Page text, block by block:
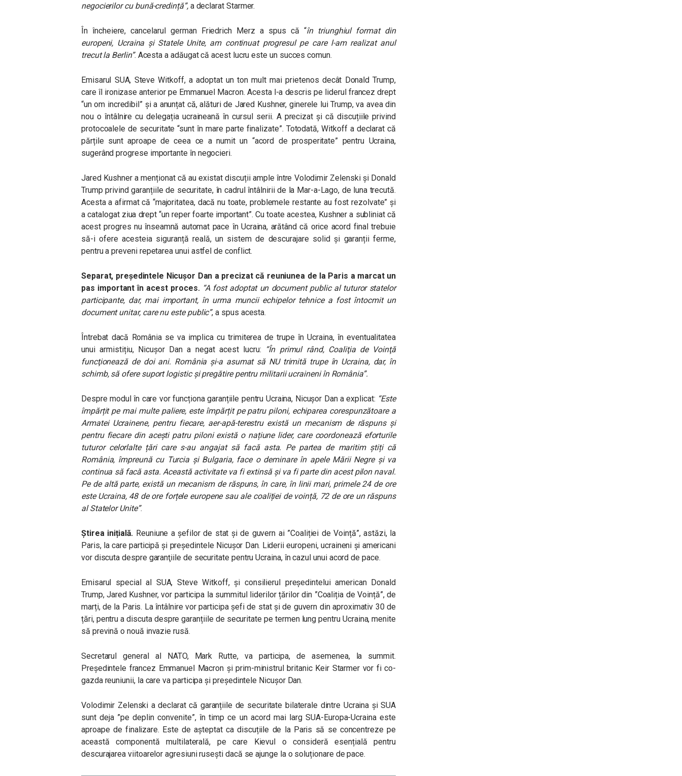
negocierilor cu bună-credință”,a declarat Starmer.
În încheiere, cancelarul german Friedrich Merz a spus că“în triunghiul format din
europeni, Ucraina și Statele Unite, am continuat progresul pe care l-am realizat anul
trecut la Berlin”. Acesta a adăugat că acest lucru este un succes comun.
Emisarul SUA, Steve Witkoff, a adoptat un ton mult mai prietenos decât Donald Trump,
care îl ironizase anterior pe Emmanuel Macron. Acesta l-a descris pe liderul francez drept
“un om incredibil” și a anunțat că, alături de Jared Kushner, ginerele lui Trump, va avea din
nou o întâlnire cu delegația ucraineană în cursul serii. A precizat și că discuțiile privind
protocoalele de securitate “sunt în mare parte finalizate”. Totodată, Witkoff a declarat că
părțile sunt aproape de ceea ce a numit un “acord de prosperitate” pentru Ucraina,
sugerând progrese importante în negocieri.
Jared Kushner a menționat că au existat discuții ample între Volodimir Zelenski și Donald
Trump privind garanțiile de securitate, în cadrul întâlnirii de la Mar-a-Lago, de luna trecută.
Acesta a afirmat că “majoritatea, dacă nu toate, problemele restante au fost rezolvate” și
a catalogat ziua drept “un reper foarte important”. Cu toate acestea, Kushner a subliniat că
acest progres nu înseamnă automat pace în Ucraina, arătând că orice acord final trebuie
să-i ofere acesteia siguranță reală, un sistem de descurajare solid și garanții ferme,
pentru a preveni repetarea unui astfel de conflict.
Separat, președintele Nicușor Dan a precizat că reuniunea de la Paris a marcat un
pas important în acest proces. “A fost adoptat un document public al tuturor statelor
participante, dar, mai important, în urma muncii echipelor tehnice a fost întocmit un
document unitar, care nu este public”, a spus acesta.
Întrebat dacă România se va implica cu trimiterea de trupe în Ucraina, în eventualitatea
unui armistițiu, Nicușor Dan a negat acest lucru:
“În primul rând, Coaliţia de Voinţă
funcţionează de doi ani. România şi-a asumat să NU trimită trupe în Ucraina, dar, în
schimb, să ofere suport logistic şi pregătire pentru militarii ucraineni în România”.
Despre modul în care vor funcționa garanțiile pentru Ucraina, Nicușor Dan a explicat: “Este
împărțit pe mai multe paliere, este împărțit pe patru piloni, echiparea corespunzătoare a
Armatei Ucrainene, pentru fiecare, aer-apă-terestru există un mecanism de răspuns și
pentru fiecare din acești patru piloni există o națiune lider, care coordonează eforturile
tuturor celorlalte țări care s-au angajat să facă asta. Pe partea de maritim știți că
România, împreună cu Turcia și Bulgaria, face o deminare în apele Mării Negre și va
continua să facă asta. Această activitate va fi extinsă și va fi parte din acest pilon naval.
Pe de altă parte, există un mecanism de răspuns, în care, în linii mari, primele 24 de ore
este Ucraina, 48 de ore forțele europene sau ale coaliției de voință, 72 de ore un răspuns
al Statelor Unite”.
Știrea inițială. Reuniune a șefilor de stat și de guvern ai ”Coaliției de Voință”, astăzi, la
Paris, la care participă și președintele Nicușor Dan. Liderii europeni, ucraineni şi americani
vor discuta despre garanţiile de securitate pentru Ucraina, în cazul unui acord de pace.
Emisarul special al SUA, Steve Witkoff, și consilierul președintelui american Donald
Trump, Jared Kushner, vor participa la summitul liderilor țărilor din ”Coaliția de Voință”, de
marți, de la Paris. La întâlnire vor participa șefi de stat și de guvern din aproximativ 30 de
țări, pentru a discuta despre garanțiile de securitate pe termen lung pentru Ucraina, menite
să prevină o nouă invazie rusă.
Secretarul general al NATO, Mark Rutte, va participa, de asemenea, la summit.
Președintele francez Emmanuel Macron și prim-ministrul britanic Keir Starmer vor fi co-
gazda reuniunii, la care va participa și președintele Nicușor Dan.
Volodimir Zelenski a declarat că garanțiile de securitate bilaterale dintre Ucraina și SUA
sunt deja ”pe deplin convenite”, în timp ce un acord mai larg SUA-Europa-Ucraina este
aproape de finalizare. Este de așteptat ca discuțiile de la Paris să se concentreze pe
această componentă multilaterală, pe care Kievul o consideră esențială pentru
descurajarea viitoarelor agresiuni rusești dacă se ajunge la o soluționare de pace.